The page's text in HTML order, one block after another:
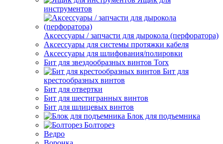
инструментов
Аксессуары / запчасти для дырокола (перфоратора)
Аксессуары для системы протяжки кабеля
Аксессуары для шлифования/полировки
Бит для звездообразных винтов Torx
Бит для
крестообразных винтов
Бит для отвертки
Бит для шестигранных винтов
Бит для шлицевых винтов
Блок для подъемника
Болторез
Ведро